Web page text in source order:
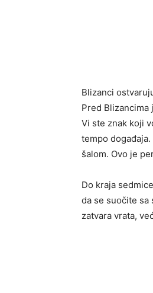
Blizanci
Pred
Vi ste znak koji
tempo
šalom. Ovo je
Do kraja
da se suočite sa
zatvara vrata,